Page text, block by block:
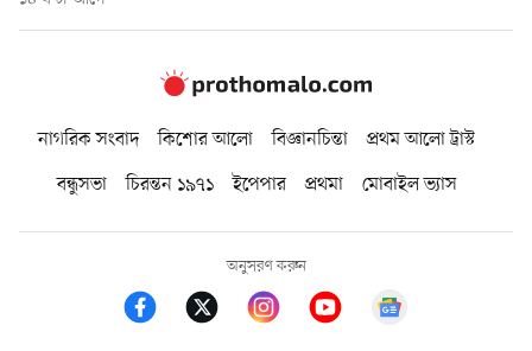
নাগরিক সংবাদ কিশোর আলো বিজ্ঞানচিন্তা
প্রথম আলো ট্রাস্ট
বন্ধুসভা
চিরন্তন ১৯৭১ ইপেপার প্রথমা মোবাইল ভ্যাস
অনুসরণ করুন